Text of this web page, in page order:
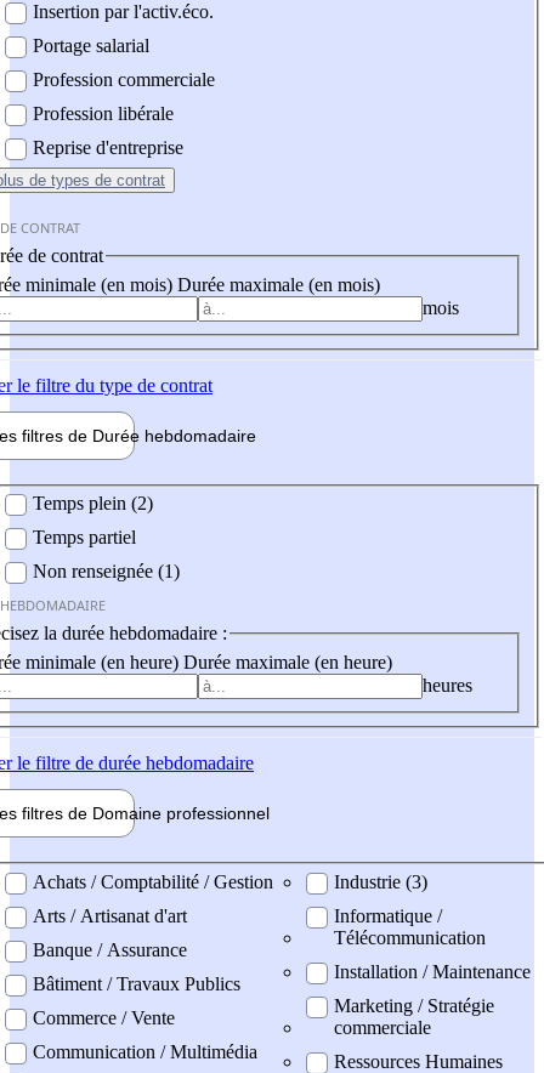
Insertion par l'activ.éco.
Portage salarial
Profession commerciale
Profession libérale
Reprise d'entreprise
de types de contrat
CONTRAT
de contrat
minimale (en mois) Durée maximale (en mois)
mois
le filtre du type de contrat
filtres de Durée hebdomadaire
Temps plein (2)
Temps partiel
Non renseignée (1)
la durée hebdomadaire :
minimale (en heure) Durée maximale (en heure)
heures
le filtre de durée hebdomadaire
filtres de Domaine professionnel
professionel
Achats / Comptabilité / Gestion
Arts / Artisanat d'art
Banque / Assurance
Bâtiment / Travaux Publics
Commerce / Vente
Communication / Multimédia
Industrie (3)
Informatique /
Télécommunication
Installation / Maintenance
Marketing / Stratégie
commerciale
Ressources Humaines